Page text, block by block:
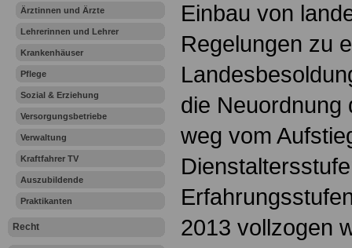
Ärztinnen und Ärzte
Lehrerinnen und Lehrer
Krankenhäuser
Pflege
Sozial & Erziehung
Versorgungsbetriebe
Verwaltung
Kraftfahrer TV
Auszubildende
Praktikanten
Recht
Einbau von
Regelungen zu
die Neuordnung
weg vom
2013 vollzogen